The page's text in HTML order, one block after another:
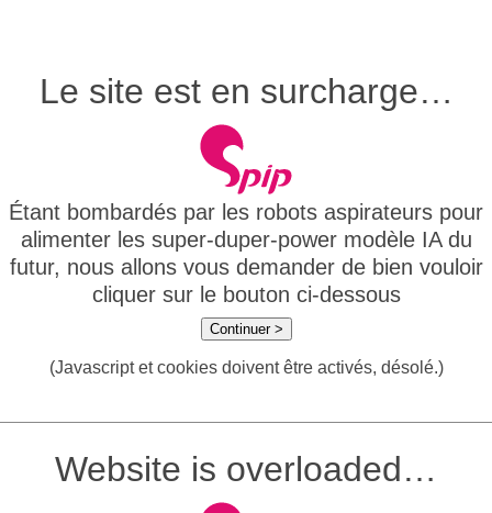
Le site est en surcharge…
Étant bombardés par les robots aspirateurs pour
alimenter les super-duper-power modèle IA du
futur, nous allons vous demander de bien vouloir
cliquer sur le bouton ci-dessous
Continuer >
(Javascript et cookies doivent être activés, désolé.)
Website is overloaded…